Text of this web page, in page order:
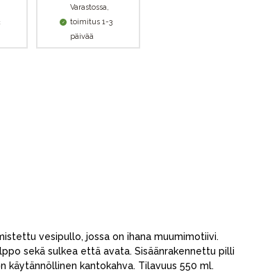
Varastossa,
toimitus 1-3
päivää
vesipullo, jossa on ihana muumimotiivi.
sekä sulkea että avata. Sisäänrakennettu pilli
käytännöllinen kantokahva. Tilavuus 550 ml.